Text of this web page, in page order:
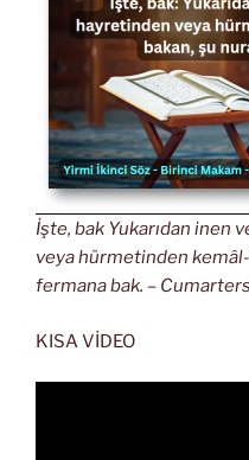
İşte, bak Yukarıdan inen
veya hürmetinden
fermana bak. –
KISA VİDEO